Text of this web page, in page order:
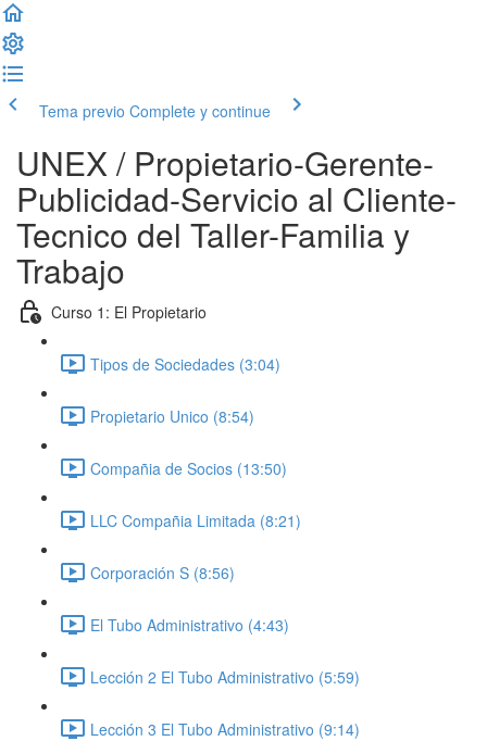
Tema previo Complete y continue
UNEX / Propietario-Gerente-
Publicidad-Servicio al Cliente-
Tecnico del Taller-Familia y
Trabajo
Curso 1: El Propietario
Tipos de Sociedades (3:04)
Propietario Unico (8:54)
Compañia de Socios (13:50)
LLC Compañia Limitada (8:21)
Corporación S (8:56)
El Tubo Administrativo (4:43)
Lección 2 El Tubo Administrativo (5:59)
Lección 3 El Tubo Administrativo (9:14)